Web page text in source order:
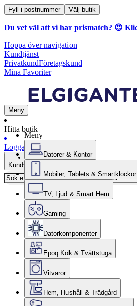
Fyll i postnummer Välj butik
Du vet väl att vi har prismatch? 😍
Hoppa över navigation
Kundtjänst
PrivatkundFöretagskund
Mina Favoriter
Meny
Hitta butik
Logga in
Kundvagn
Meny
Datorer & Kontor
Mobiler, Tablets & Smartklockor
TV, Ljud & Smart Hem
Gaming
Datorkomponenter
Epoq Kök & Tvättstuga
Vitvaror
Hem, Hushåll & Trädgård